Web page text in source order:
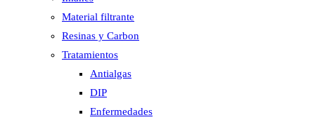
Material filtrante
Resinas y Carbon
Tratamientos
Antialgas
DIP
Enfermedades